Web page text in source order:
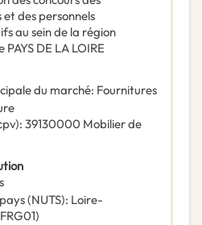
des personnels
au sein de la région
DE LA LOIRE
du marché: Fournitures
): 39130000 Mobilier de
(NUTS): Loire-
FRG01)